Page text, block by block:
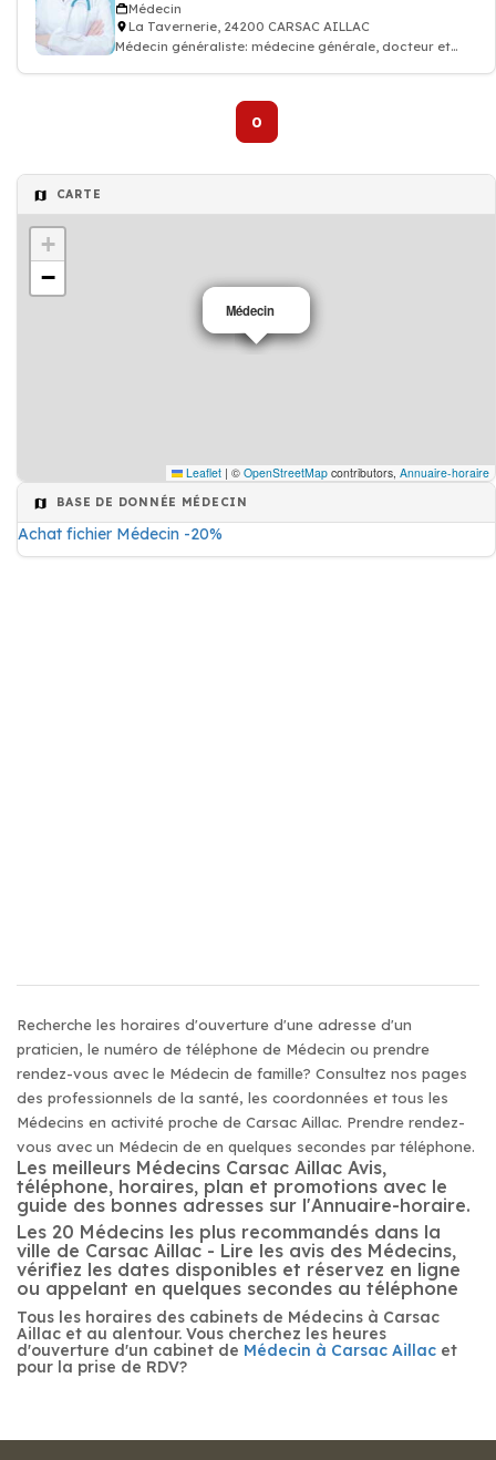
Médecin
La Tavernerie, 24200 CARSAC AILLAC
Médecin généraliste: médecine générale, docteur et
0
CARTE
Médecin
Médecin
+
−
Leaflet | © OpenStreetMap contributors, Annuaire-horaire
BASE DE DONNÉE MÉDECIN
Achat fichier Médecin -20%
Recherche les horaires d'ouverture d'une adresse d'un
praticien, le numéro de téléphone de Médecin ou prendre
rendez-vous avec le Médecin de famille? Consultez nos pages
des professionnels de la santé, les coordonnées et tous les
Médecins en activité proche de Carsac Aillac. Prendre rendez-
vous avec un Médecin de en quelques secondes par téléphone.
Les meilleurs Médecins Carsac Aillac Avis,
téléphone, horaires, plan et promotions avec le
guide des bonnes adresses sur l'Annuaire-horaire.
Les 20 Médecins les plus recommandés dans la
ville de Carsac Aillac - Lire les avis des Médecins,
vérifiez les dates disponibles et réservez en ligne
ou appelant en quelques secondes au téléphone
Tous les horaires des cabinets de Médecins à Carsac
Aillac et au alentour. Vous cherchez les heures
d'ouverture d'un cabinet de Médecin à Carsac Aillac et
pour la prise de RDV?